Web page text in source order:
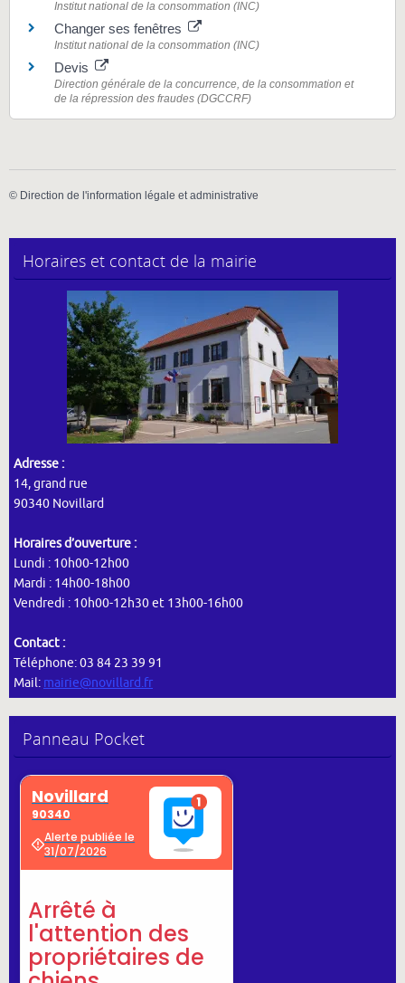
Institut national de la consommation (INC)
Changer ses fenêtres
Institut national de la consommation (INC)
Devis
Direction générale de la concurrence, de la consommation et
de la répression des fraudes (DGCCRF)
© Direction de l'information légale et administrative
Horaires et contact de la mairie
Adresse :
14, grand rue
90340 Novillard
Horaires d’ouverture :
Lundi : 10h00-12h00
Mardi : 14h00-18h00
Vendredi : 10h00-12h30 et 13h00-16h00
Contact :
Téléphone: 03 84 23 39 91
Mail: mairie@novillard.fr
Panneau Pocket